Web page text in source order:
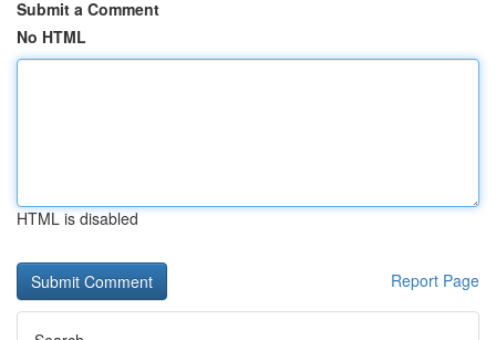
Submit a Comment
No HTML
HTML is disabled
Report Page